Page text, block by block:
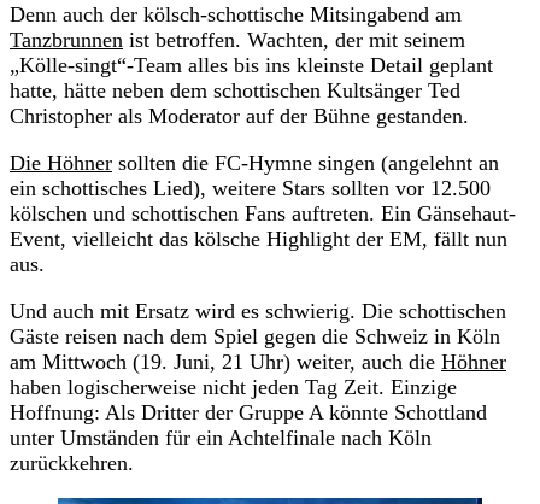
Denn auch der kölsch-schottische Mitsingabend am
Tanzbrunnen ist betroffen. Wachten, der mit seinem
„Kölle-singt“-Team alles bis ins kleinste Detail geplant
hatte, hätte neben dem schottischen Kultsänger Ted
Christopher als Moderator auf der Bühne gestanden.
Die Höhner sollten die FC-Hymne singen (angelehnt an
ein schottisches Lied), weitere Stars sollten vor 12.500
kölschen und schottischen Fans auftreten. Ein Gänsehaut-
Event, vielleicht das kölsche Highlight der EM, fällt nun
aus.
Und auch mit Ersatz wird es schwierig. Die schottischen
Gäste reisen nach dem Spiel gegen die Schweiz in Köln
am Mittwoch (19. Juni, 21 Uhr) weiter, auch die Höhner
haben logischerweise nicht jeden Tag Zeit. Einzige
Hoffnung: Als Dritter der Gruppe A könnte Schottland
unter Umständen für ein Achtelfinale nach Köln
zurückkehren.